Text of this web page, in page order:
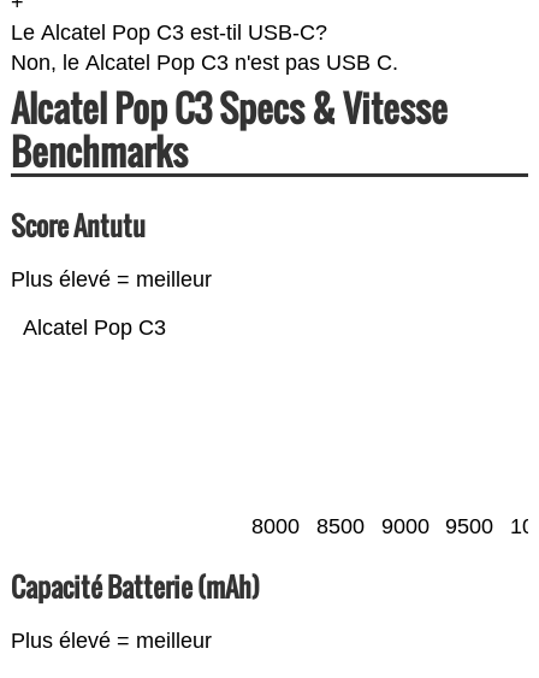
Le Alcatel Pop C3 est-til USB-C?
Non, le Alcatel Pop C3 n'est pas USB C.
Alcatel Pop C3 Specs & Vitesse
Benchmarks
Score Antutu
Plus élevé = meilleur
Alcatel Pop C3
8000 8500 9000 9500
Capacité Batterie (mAh)
Plus élevé = meilleur